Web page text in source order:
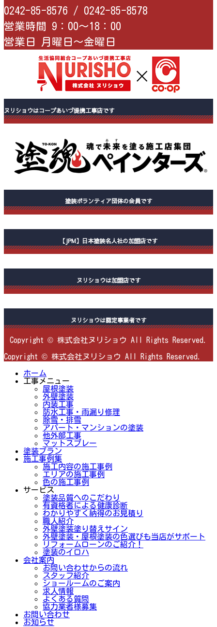
0242-85-8576 / 0242-85-8578
営業時間 9：00〜18：00
営業日 月曜日〜金曜日
ヌリショウはコープあいづ提携工事店です
塗装ボランティア団体の会員です
【JPM】日本塗装名人社の加盟店です
ヌリショウは加盟店です
ヌリショウは認定事業者です
Copyright © 株式会社ヌリショウ All Rights Reserved.
Copyright © 株式会社ヌリショウ All Rights Reserved.
ホーム
工事メニュー
屋根塗装
外壁塗装
内装工事
防水工事・雨漏り修理
除雪・排雪
アパート・マンションの塗装
他外部工事
マットスプレー
塗装プラン
施工事例集
施工内容の施工事例
エリアの施工事例
色の施工事例
サービス
塗装品質へのこだわり
有資格者による健康診断
わかりやすく納得のお見積り
職人紹介
外壁塗装塗り替えサイン
外壁塗装・屋根塗装の色選びも当店がサポート
リフォームローンのご紹介！
塗装のイロハ
会社案内
お問い合わせからの流れ
スタッフ紹介
ショールームのご案内
求人情報
よくある質問
協力業者様募集
お問い合わせ
お知らせ